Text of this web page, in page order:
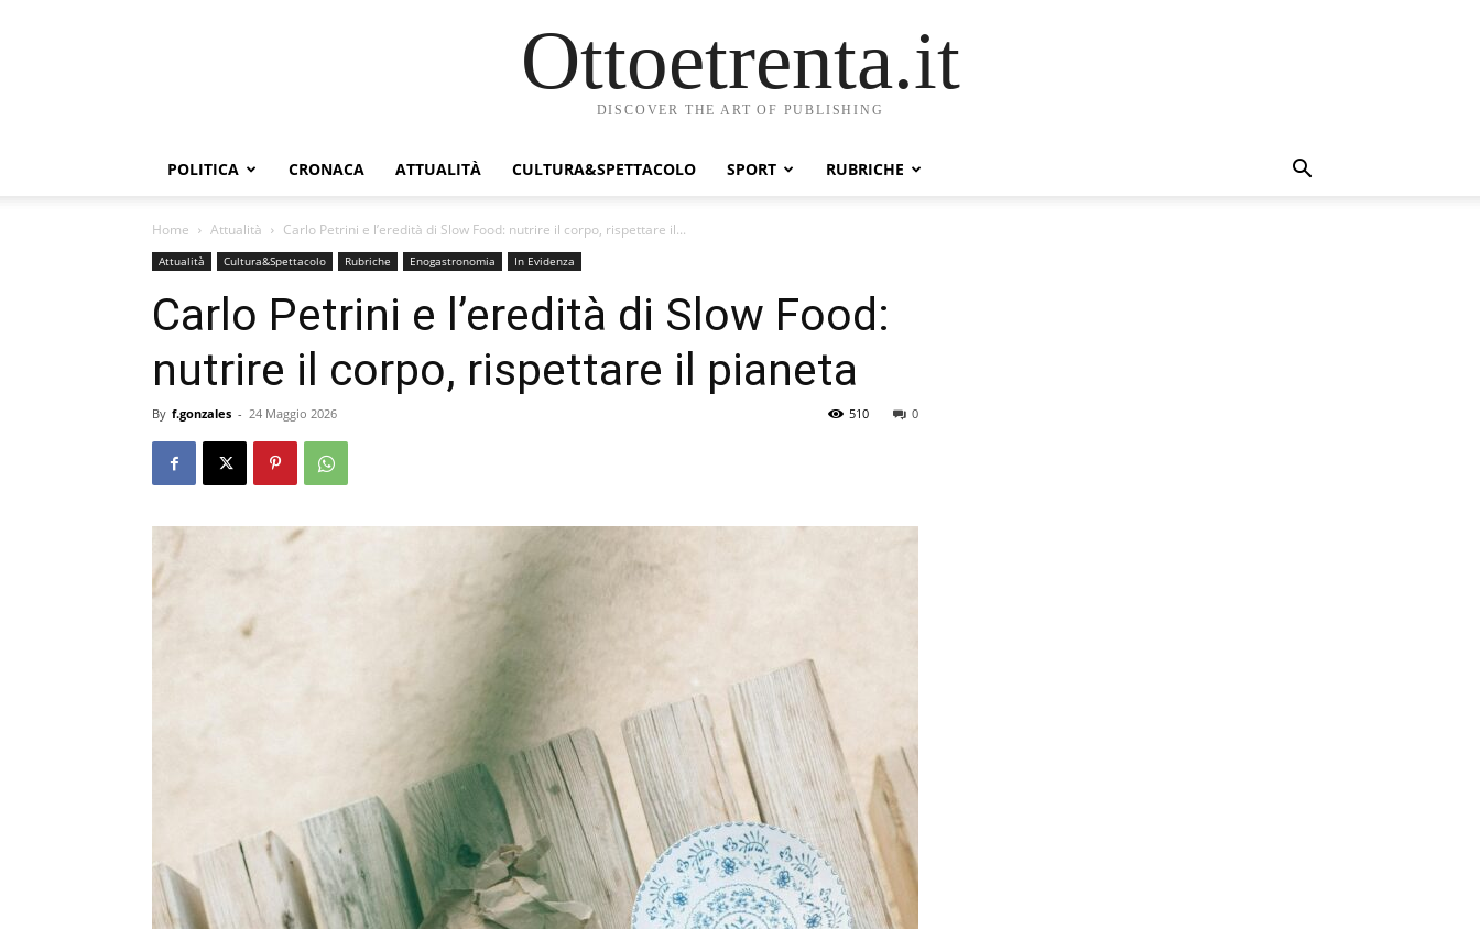
Ottoetrenta.it
DISCOVER THE ART OF PUBLISHING
POLITICA CRONACA ATTUALITÀ CULTURA&SPETTACOLO SPORT RUBRICHE
Home Attualità Carlo Petrini e l’eredità di Slow Food: nutrire il corpo, rispettare il...
Attualità Cultura&Spettacolo Rubriche Enogastronomia In Evidenza
Carlo Petrini e l’eredità di Slow Food:
nutrire il corpo, rispettare il pianeta
By f.gonzales - 24 Maggio 2026 0
510